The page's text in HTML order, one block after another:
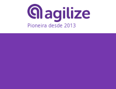
Pioneira desde 2013